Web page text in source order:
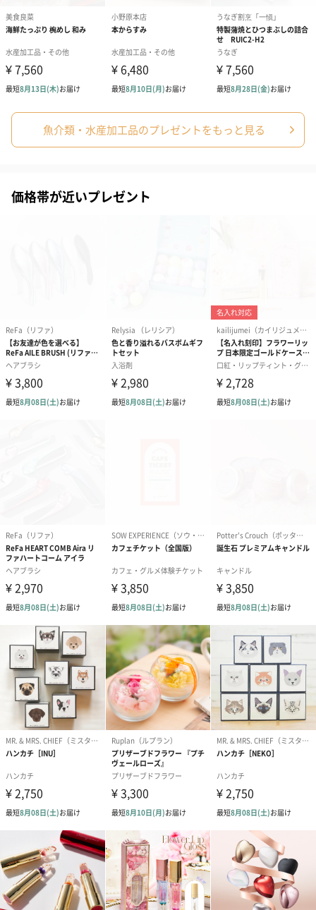
魚介類・水産加工品のプレゼントをもっと見る
価格帯が近いプレゼント